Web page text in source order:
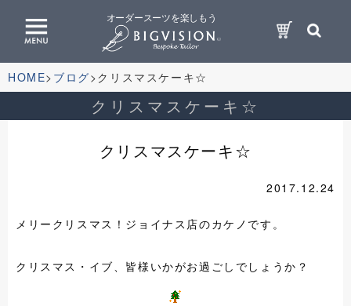
オーダースーツを楽しもう
HOME ブログ クリスマスケーキ☆
クリスマスケーキ☆
クリスマスケーキ☆
2017.12.24
メリークリスマス！ジョイナス店のカケノです。
クリスマス・イブ、皆様いかがお過ごしでしょうか？